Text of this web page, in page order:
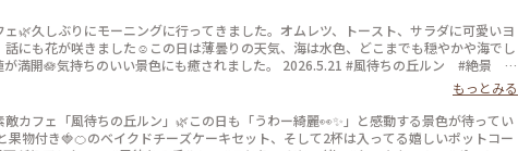
🌿久しぶりにモーニングに行ってきました。オムレツ、トースト、サラダに可愛いヨ
話にも花が咲きました☺️この日は薄曇りの天気、海は水色、どこまでも穏やかや海でし
が満開🪷気持ちのいい景色にも癒されました。 2026.5.21 #風待ちの丘ルン #絶景 #
みつの絶景
もっとみる
カフェ「風待ちの丘ルン」🌿この日も「うわー綺麗👀✨」と感動する景色が待ってい
果物付き🍓🍊のベイクドチーズケーキセット、そして2杯は入ってる嬉しいポットコー